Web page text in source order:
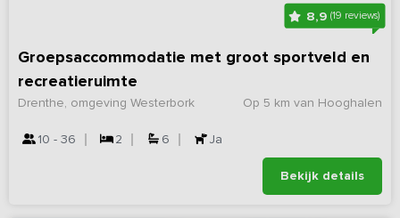
8,9(19 reviews)
Groepsaccommodatie met groot sportveld en
recreatieruimte
Op 5 km van Hooghalen
Drenthe, omgeving Westerbork
10 - 36 2 6 Ja
Bekijk details